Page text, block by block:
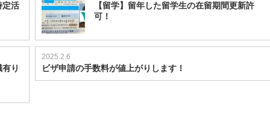
定活
【留学】留年した留学生の在留期間更新許
可！
り
2025.2.6
ビザ申請の手数料が値上がりします！